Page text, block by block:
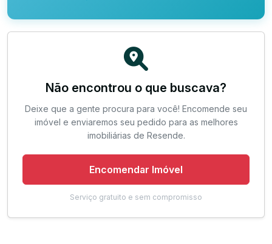
Não encontrou o que buscava?
Deixe que a gente procura para você! Encomende seu
imóvel e enviaremos seu pedido para as melhores
imobiliárias de Resende.
Encomendar Imóvel
Serviço gratuito e sem compromisso